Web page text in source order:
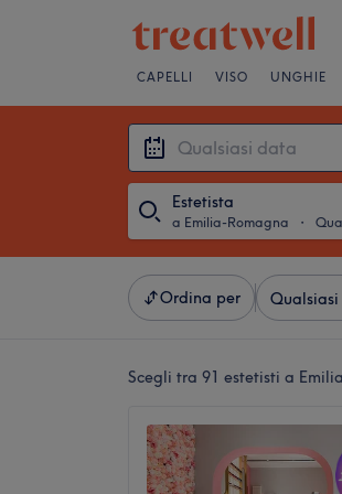
CAPELLI VISO UNGHIE
Estetista
a Emilia-Romagna ・
Ordina per
Scegli tra 91 estetisti a